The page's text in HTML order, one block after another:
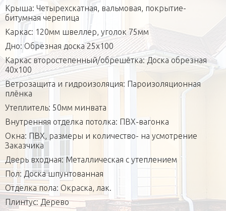
Крыша: Четырехскатная, вальмовая, покрытие-
битумная черепица
Каркас: 120мм швеллер, уголок 75мм
Дно: Обрезная доска 25х100
Каркас второстепенный/обрешётка: Доска обрезная
40х100
Ветрозащита и гидроизоляция: Пароизоляционная
плёнка
Утеплитель: 50мм минвата
Внутренняя отделка потолка: ПВХ-вагонка
Окна: ПВХ, размеры и количество- на усмотрение
Заказчика
Дверь входная: Металлическая с утеплением
Пол: Доска шпунтованная
Отделка пола: Окраска, лак.
Плинтус: Дерево